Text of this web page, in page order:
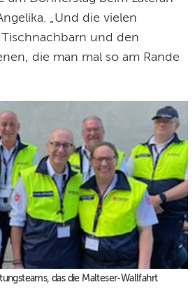
„Und die vielen
und den
die man mal so am Rande
das die Malteser-Wallfahrt